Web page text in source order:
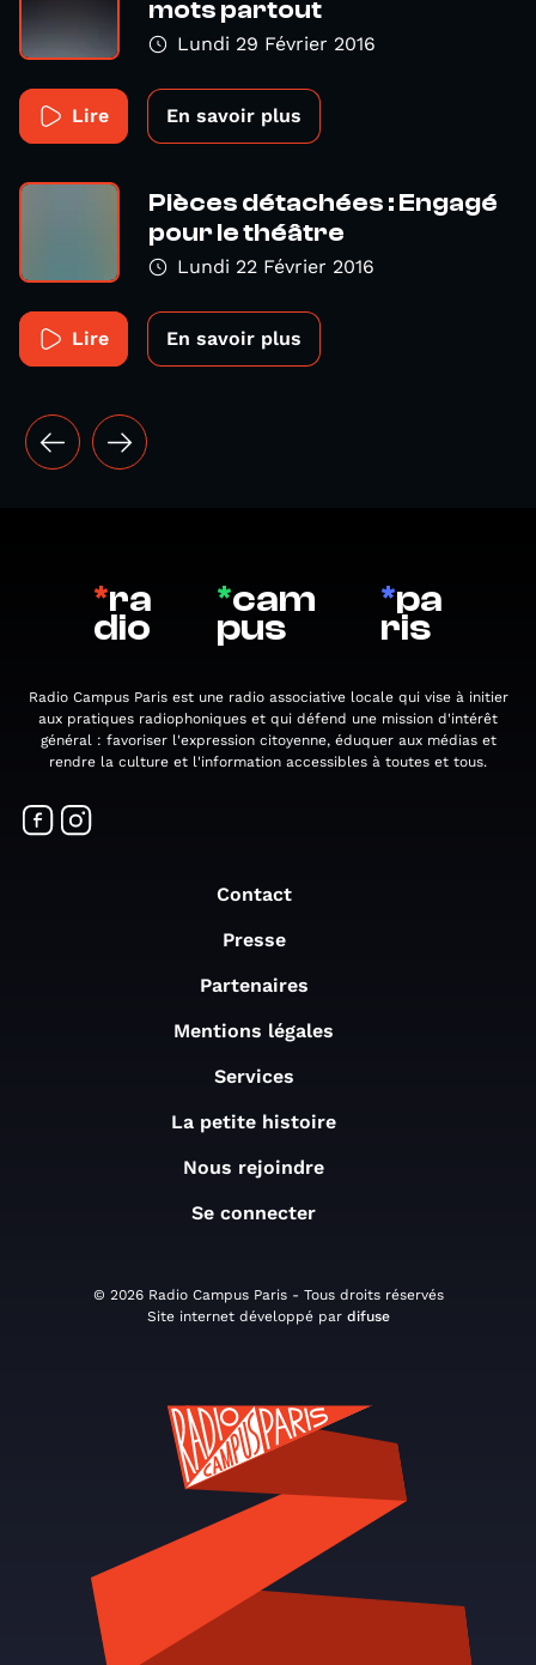
mots partout
Lundi 29 Février 2016
Lire En savoir plus
Pièces détachées : Engagé
pour le théâtre
Lundi 22 Février 2016
Lire En savoir plus
*ra
dio
*cam
pus
*pa
ris
Radio Campus Paris est une radio associative locale qui vise à initier
aux pratiques radiophoniques et qui défend une mission d'intérêt
général : favoriser l'expression citoyenne, éduquer aux médias et
rendre la culture et l'information accessibles à toutes et tous.
Contact
Presse
Partenaires
Mentions légales
Services
La petite histoire
Nous rejoindre
Se connecter
© 2026 Radio Campus Paris - Tous droits réservés
Site internet développé par difuse